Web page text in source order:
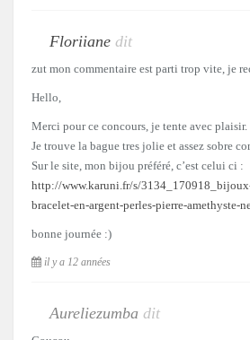
Floriiane dit
zut mon commentaire est parti trop vite, je
Hello,
Merci pour ce concours, je tente avec plaisir.
Je trouve la bague tres jolie et assez sobre
Sur le site, mon bijou préféré, c’est celui ci :
http://www.karuni.fr/s/
bracelet-en-argent-perles-pierre-amethyste-
bonne journée :)
il y a 12 années
Aureliezumba dit